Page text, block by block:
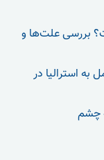
بررسی علت‌ها و
به استرالیا در
چشم